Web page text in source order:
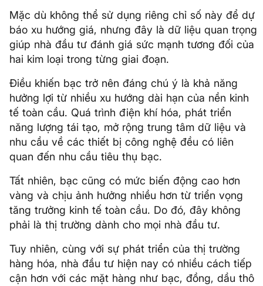
Mặc dù không thể sử dụng riêng chỉ số này để dự
báo xu hướng giá, nhưng đây là dữ liệu quan trọng
giúp nhà đầu tư đánh giá sức mạnh tương đối của
hai kim loại trong từng giai đoạn.
Điều khiến bạc trở nên đáng chú ý là khả năng
hưởng lợi từ nhiều xu hướng dài hạn của nền kinh
tế toàn cầu. Quá trình điện khí hóa, phát triển
năng lượng tái tạo, mở rộng trung tâm dữ liệu và
nhu cầu về các thiết bị công nghệ đều có liên
quan đến nhu cầu tiêu thụ bạc.
Tất nhiên, bạc cũng có mức biến động cao hơn
vàng và chịu ảnh hưởng nhiều hơn từ triển vọng
tăng trưởng kinh tế toàn cầu. Do đó, đây không
phải là thị trường dành cho mọi nhà đầu tư.
Tuy nhiên, cùng với sự phát triển của thị trường
hàng hóa, nhà đầu tư hiện nay có nhiều cách tiếp
cận hơn với các mặt hàng như bạc, đồng, dầu thô